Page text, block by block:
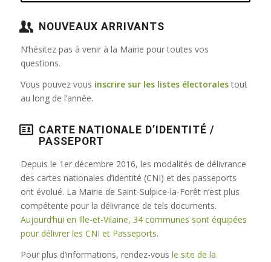
NOUVEAUX ARRIVANTS
N’hésitez pas à venir à la Mairie pour toutes vos
questions.
Vous pouvez vous inscrire sur les listes électoralestout
au long de l’année.
CARTE NATIONALE D’IDENTITÉ /
PASSEPORT
Depuis le 1er décembre 2016, les modalités de délivrance
des cartes nationales d’identité (CNI) et des passeports
ont évolué. La Mairie de Saint-Sulpice-la-Forêt n’est plus
compétente pour la délivrance de tels documents.
Aujourd’hui en Ille-et-Vilaine, 34 communes sont équipées
pour délivrer les CNI et Passeports.
Pour plus d’informations, rendez-vous le site de la